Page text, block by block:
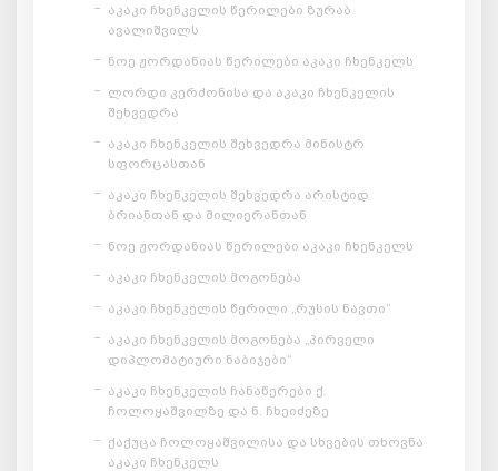
აკაკი ჩხენკელის წერილები ზურაბ
ავალიშვილს
ნოე ჟორდანიას წერილები აკაკი ჩხენკელს
ლორდი კერძონისა და აკაკი ჩხენკელის
შეხვედრა
აკაკი ჩხენკელის შეხვედრა მინისტრ
სფორცასთან
აკაკი ჩხენკელის შეხვედრა არისტიდ
ბრიანთან და მილიერანთან
ნოე ჟორდანიას წერილები აკაკი ჩხენკელს
აკაკი ჩხენკელის მოგონება
აკაკი ჩხენკელის წერილი „რუსის ნავთი“
აკაკი ჩხენკელის მოგონება „პირველი
დიპლომატიური ნაბიჯები“
აკაკი ჩხენკელის ჩანაწერები ქ.
ჩოლოყაშვილზე და ნ. ჩხეიძეზე
ქაქუცა ჩოლოყაშვილისა და სხვების თხოვნა
აკაკი ჩხენკელს